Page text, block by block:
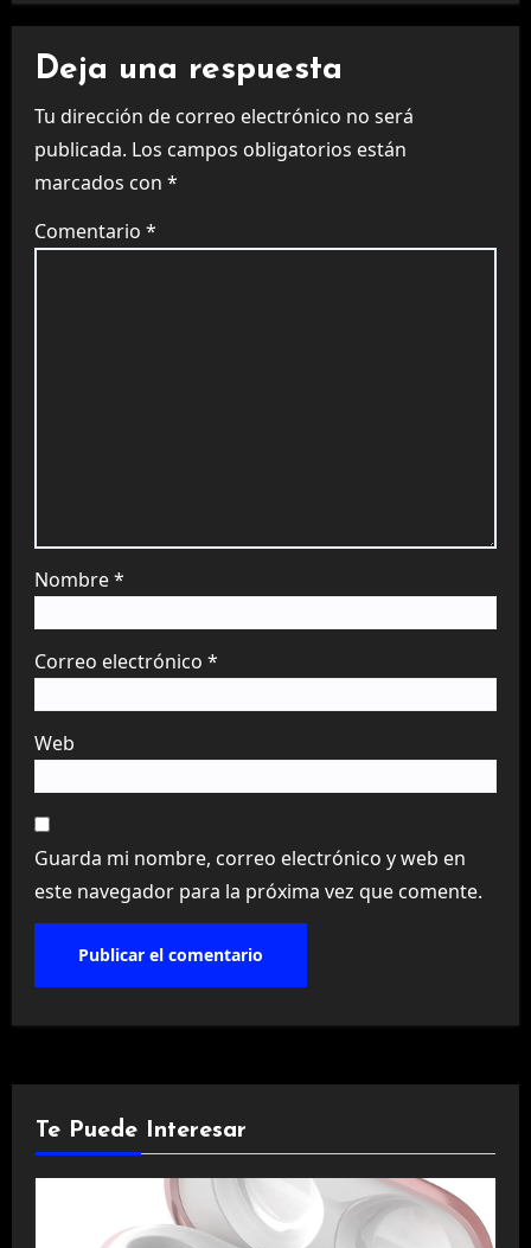
Deja una respuesta
Tu dirección de correo electrónico no será
publicada. Los campos obligatorios están
marcados con *
Comentario *
Nombre*
Correo electrónico *
Web
Guarda mi nombre, correo electrónico y web en
este navegador para la próxima vez que comente.
Te Puede Interesar